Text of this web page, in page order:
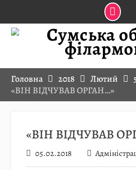
Skip
Головна 2018 Лютий
«ВІН ВІДЧУВАВ ОРГАН…»
«ВІН ВІДЧУВАВ
05.02.2018